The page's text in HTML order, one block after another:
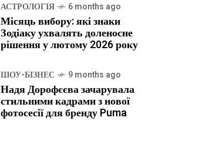
АСТРОЛОГІЯ 6 months ago
Місяць вибору: які знаки
Зодіаку ухвалять доленосне
рішення у лютому 2026 року
ШОУ-БІЗНЕС 9 months ago
Надя Дорофєєва зачарувала
стильними кадрами з нової
фотосесії для бренду Puma